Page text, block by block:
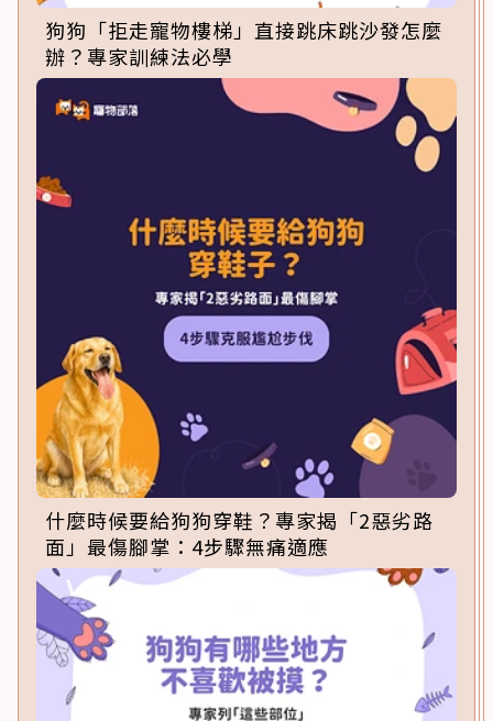
狗狗「拒走寵物樓梯」直接跳床跳沙發怎麼
辦？專家訓練法必學
什麼時候要給狗狗穿鞋？專家揭「2惡劣路
面」最傷腳掌：4步驟無痛適應